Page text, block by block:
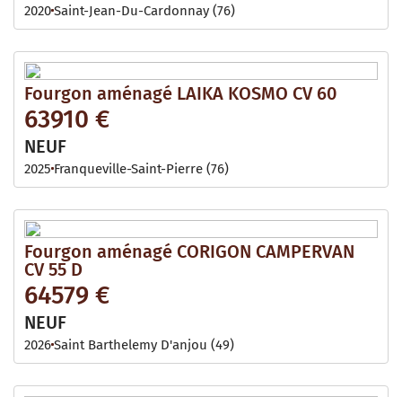
2020Saint-Jean-Du-Cardonnay (76)
Fourgon aménagé LAIKA KOSMO CV 60
63910 €
NEUF
2025 Franqueville-Saint-Pierre (76)
Fourgon aménagé CORIGON CAMPERVAN
CV 55 D
64579 €
NEUF
2026Saint Barthelemy D'anjou (49)